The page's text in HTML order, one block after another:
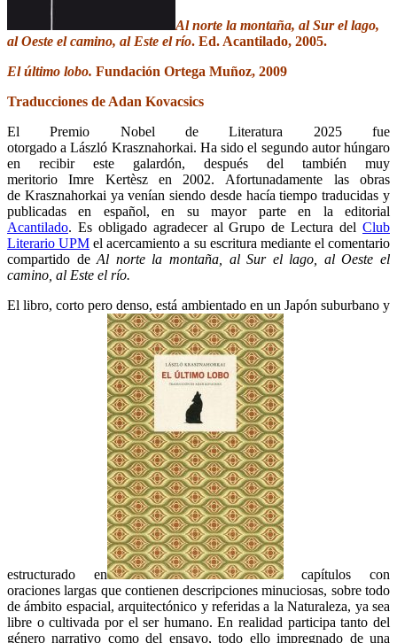
Al norte la montaña, al Sur el lago,
al Oeste el camino, al Este el río. Ed. Acantilado, 2005.
El último lobo. Fundación Ortega Muñoz, 2009
Traducciones de Adan Kovacsics
El Premio Nobel de Literatura 2025 fue
otorgado a László Krasznahorkai. Ha sido el segundo autor húngaro
en recibir este galardón, después del también muy
meritorio Imre Kertèsz en 2002. Afortunadamente las obras
de Krasznahorkai ya venían siendo desde hacía tiempo traducidas y
publicadas en español, en su mayor parte en la editorial
Acantilado. Es obligado agradecer al Grupo de Lectura del Club
Literario UPM el acercamiento a su escritura mediante el comentario
compartido deAl norte la montaña, al Sur el lago, al Oeste el
camino, al Este el río.
El libro, corto pero denso, está ambientado en un Japón suburbano y
estructurado en
capítulos con
oraciones largas que contienen descripciones minuciosas, sobre todo
de ámbito espacial, arquitectónico y referidas a la Naturaleza, ya sea
libre o cultivada por el ser humano. En realidad participa tanto del
género narrativo como del ensayo, todo ello impregnado de una